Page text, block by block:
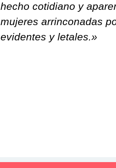
hecho cotidiano y
mujeres arrinconadas
evidentes y letales.»